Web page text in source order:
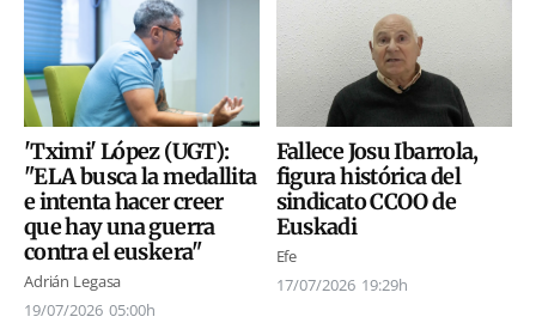
'Tximi' López (UGT):
"ELA busca la medallita
e intenta hacer creer
que hay una guerra
contra el euskera"
Adrián Legasa
19/07/2026 05:00h
Fallece Josu Ibarrola,
figura histórica del
sindicato CCOO de
Euskadi
Efe
17/07/2026 19:29h